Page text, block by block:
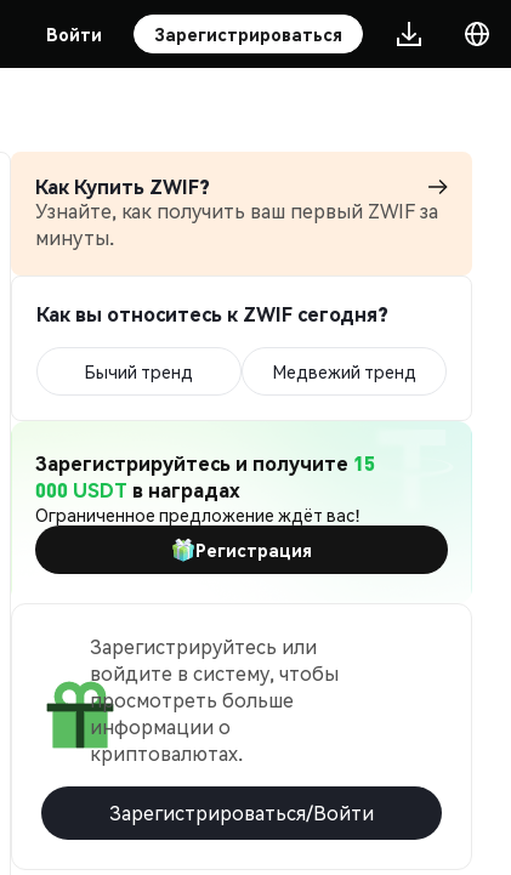
Войти Зарегистрироваться
Как Купить ZWIF?
Узнайте, как получить ваш первый ZWIF за
минуты.
Как вы относитесь к ZWIF сегодня?
Бычий тренд Медвежий тренд
Зарегистрируйтесь и получите 15
000 USDT в наградах
Ограниченное предложение ждёт вас!
Регистрация
Зарегистрируйтесь или
войдите в систему, чтобы
просмотреть больше
информации о
криптовалютах.
Зарегистрироваться/Войти